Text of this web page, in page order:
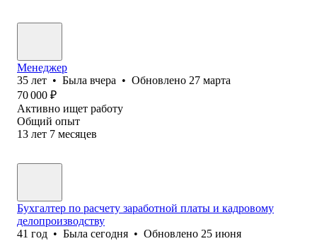
Менеджер
35 лет • Была вчера • Обновлено 27 марта
70 000 ₽
Активно ищет работу
Общий опыт
13 лет 7 месяцев
Бухгалтер по расчету заработной платы и кадровому
делопроизводству
41 год • Была сегодня • Обновлено 25 июня